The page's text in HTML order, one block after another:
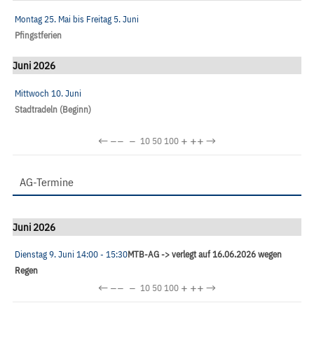
Montag 25. Mai bis Freitag 5. Juni
Pfingstferien
Juni 2026
Mittwoch 10. Juni
Stadtradeln (Beginn)
←−− − 10 50100 + ++→
AG-Termine
Juni 2026
Dienstag 9. Juni 14:00- 15:30MTB-AG -> verlegt auf 16.06.2026 wegen
Regen
←−− − 10 50100 + ++→